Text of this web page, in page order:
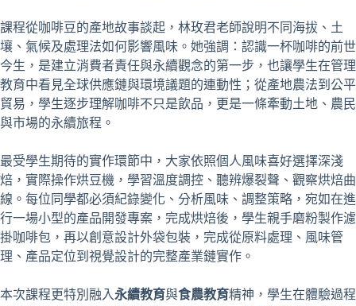
課程從咖啡豆的產地故事談起，林玫君老師說明不同海拔、土
壤、氣候及處理法如何影響風味。她強調：認識一杯咖啡的前世
今生，是建立消費者責任與永續觀念的第一步，也讓學生在管理
教育中看見全球供應鏈與環境議題的連動性；從產地農法到公平
貿易，學生逐步理解咖啡不只是飲品，更是一條牽動土地、農民
與市場的永續旅程。
最受學生期待的實作環節中，大家依照個人風味喜好選擇深淺
焙，實際操作烘豆機，學習溫度調控、聽辨爆裂聲、觀察烘焙曲
線。每位同學都必須紀錄變化、分析風味、調整策略，宛如在進
行一場小型的產品開發專案，完成烘焙後，學生親手磨粉製作濾
掛咖啡包，再以創意設計外袋包裝，完成從原料處理、風味管
理、產品定位到視覺設計的完整產業鏈實作。
本次課程更特別融入 永續教育與食農教育精神，學生在體驗過程